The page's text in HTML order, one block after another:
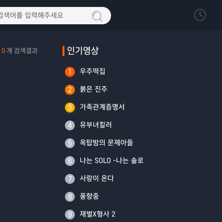
0 개 검색결과 인기영상
1 우주떡집
2 붉은 진주
3 가족관계증명서
4 유부녀킬러
5 옥탑방의 문제아들
6 나는 SOLO -나는 솔로
7 사랑이 온다
8 풍향중
9 재벌X형사 2